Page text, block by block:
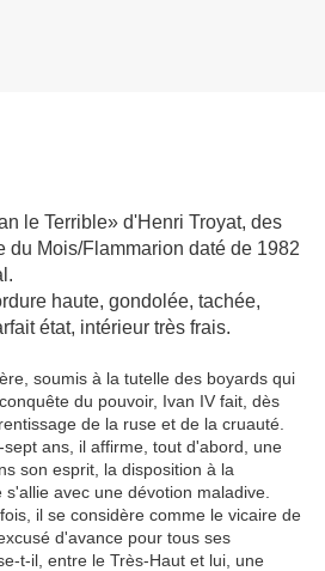
le Terrible» d'Henri Troyat, des
du Mois/Flammarion daté de 1982
haute, gondolée, tachée,
état, intérieur très frais.
soumis à la tutelle des boyards qui
du pouvoir, Ivan IV fait, dès
de la ruse et de la cruauté.
ans, il affirme, tout d'abord, une
son esprit, la disposition à la
avec une dévotion maladive.
il se considère comme le vicaire de
d'avance pour tous ses
t-il, entre le Très-Haut et lui, une